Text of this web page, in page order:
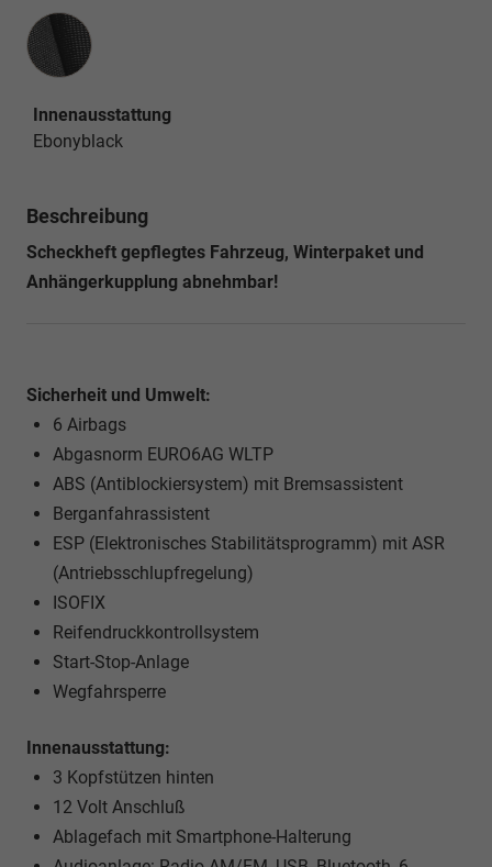
Innenausstattung
Innenausstattung
Ebonyblack
Beschreibung
Scheckheft gepflegtes Fahrzeug, Winterpaket und
Anhängerkupplung abnehmbar!
Sicherheit und Umwelt:
6 Airbags
Abgasnorm EURO6AG WLTP
ABS (Antiblockiersystem) mit Bremsassistent
Berganfahrassistent
ESP (Elektronisches Stabilitätsprogramm) mit ASR
(Antriebsschlupfregelung)
ISOFIX
Reifendruckkontrollsystem
Start-Stop-Anlage
Wegfahrsperre
Innenausstattung:
3 Kopfstützen hinten
12 Volt Anschluß
Ablagefach mit Smartphone-Halterung